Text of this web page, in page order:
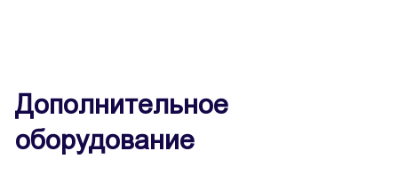
Дополнительное
оборудование